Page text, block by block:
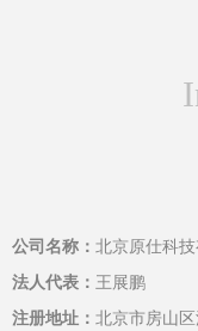
公司名称： 北京原仕科技
法人代表： 王展鹏
注册地址： 北京市房山